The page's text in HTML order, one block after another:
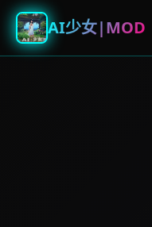
AI少女|MOD